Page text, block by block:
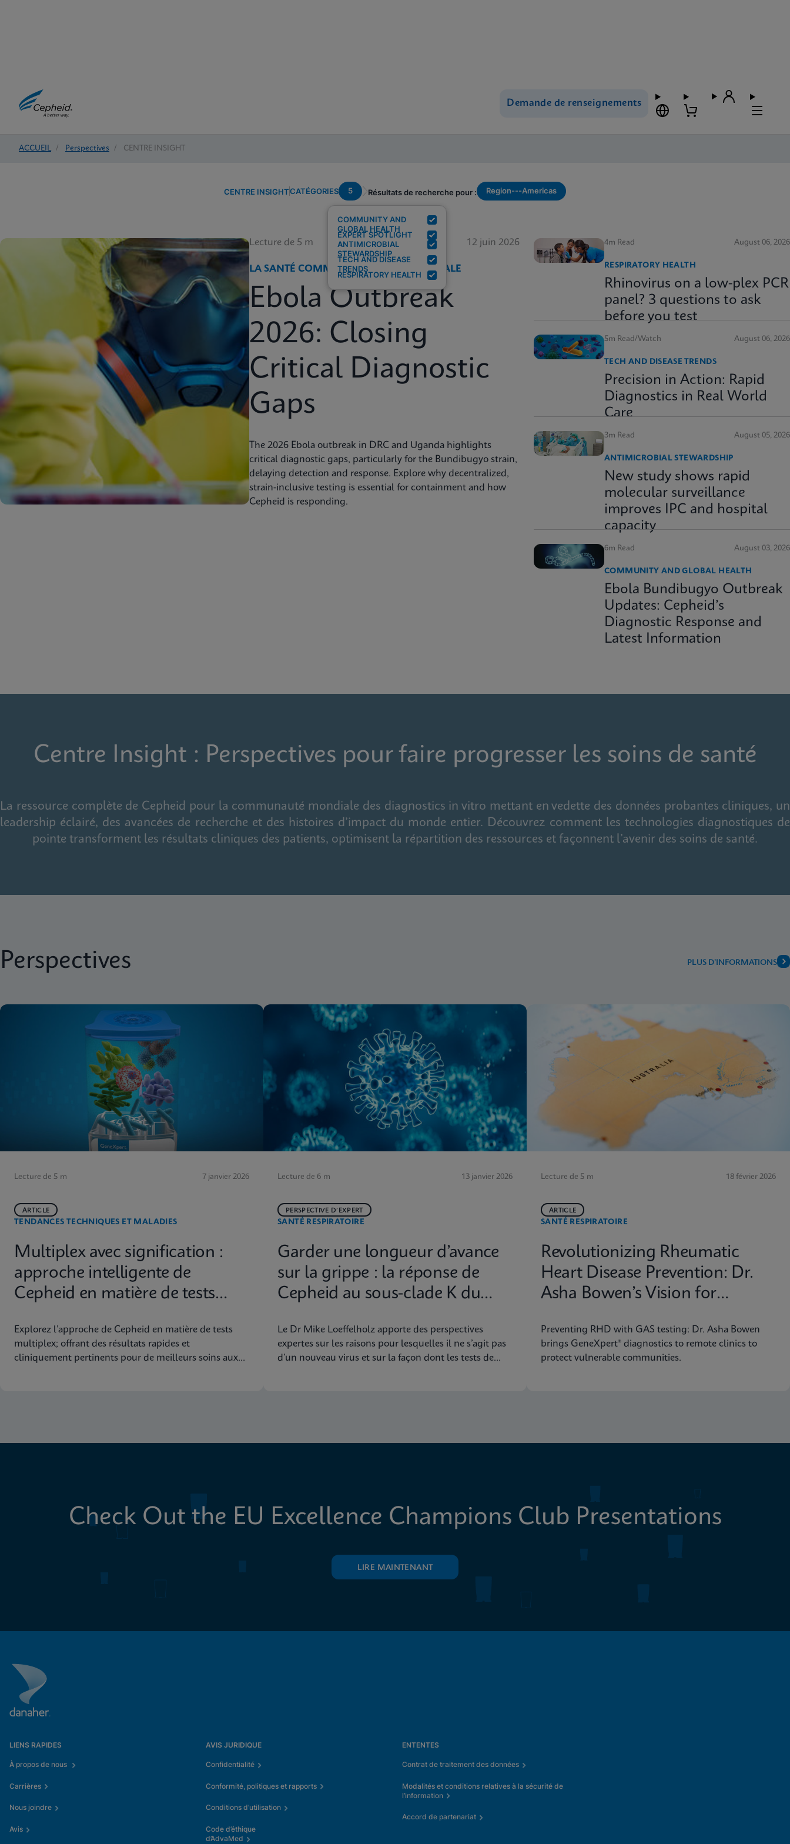
Demande de renseignements
ACCUEIL / Perspectives / CENTRE INSIGHT
CENTRE INSIGHTCATÉGORIES 5
COMMUNITY AND
GLOBAL HEALTH
EXPERT SPOTLIGHT
ANTIMICROBIAL
STEWARDSHIP
TECH AND DISEASE
TRENDS
RESPIRATORY HEALTH
Résultats de recherche pour : Region---Americas
Lecture de 5 m 12 juin 2026
LA SANTÉ COMMUNAUTAIRE ET MONDIALE
Ebola Outbreak
2026: Closing
Critical Diagnostic
Gaps
The 2026 Ebola outbreak in DRC and Uganda highlights
critical diagnostic gaps, particularly for the Bundibugyo strain,
delaying detection and response. Explore why decentralized,
strain-inclusive testing is essential for containment and how
Cepheid is responding.
4m Read August 06, 2026
RESPIRATORY HEALTH
Rhinovirus on a low-plex PCR
panel? 3 questions to ask
before you test
5m Read/Watch August 06, 2026
TECH AND DISEASE TRENDS
Precision in Action: Rapid
Diagnostics in Real World
Care
3m Read August 05, 2026
ANTIMICROBIAL STEWARDSHIP
New study shows rapid
molecular surveillance
improves IPC and hospital
capacity
6m Read August 03, 2026
COMMUNITY AND GLOBAL HEALTH
Ebola Bundibugyo Outbreak
Updates: Cepheid’s
Diagnostic Response and
Latest Information
Centre Insight : Perspectives pour faire progresser les soins de santé
La ressource complète de Cepheid pour la communauté mondiale des diagnostics in vitro mettant en vedette des données probantes cliniques, un
leadership éclairé, des avancées de recherche et des histoires d’impact du monde entier. Découvrez comment les technologies diagnostiques de
pointe transforment les résultats cliniques des patients, optimisent la répartition des ressources et façonnent l’avenir des soins de santé.
Perspectives PLUS D’INFORMATIONS
Lecture de 5 m 7 janvier 2026
TENDANCES TECHNIQUES ET MALADIES
ARTICLE
Multiplex avec signification :
approche intelligente de
Cepheid en matière de tests
Explorez l’approche de Cepheid en matière de tests
multiplex; offrant des résultats rapides et
cliniquement pertinents pour de meilleurs soins aux
Lecture de 6 m 13 janvier 2026
SANTÉ RESPIRATOIRE
PERSPECTIVE D’EXPERT
Garder une longueur d’avance
sur la grippe : la réponse de
Cepheid au sous-clade K du
Le Dr Mike Loeffelholz apporte des perspectives
expertes sur les raisons pour lesquelles il ne s’agit pas
d’un nouveau virus et sur la façon dont les tests de
Lecture de 5 m 18 février 2026
SANTÉ RESPIRATOIRE
ARTICLE
Revolutionizing Rheumatic
Heart Disease Prevention: Dr.
Asha Bowen’s Vision for
Preventing RHD with GAS testing: Dr. Asha Bowen
brings GeneXpert® diagnostics to remote clinics to
protect vulnerable communities.
Check Out the EU Excellence Champions Club Presentations
LIRE MAINTENANT
LIENS RAPIDES
À propos de nous
Carrières
Nous joindre
Avis
AVIS JURIDIQUE
Confidentialité
Conformité, politiques et rapports
Conditions d’utilisation
Code d’éthique
d’AdvaMed
ENTENTES
Contrat de traitement des données
Modalités et conditions relatives à la sécurité de
l’information
Accord de partenariat